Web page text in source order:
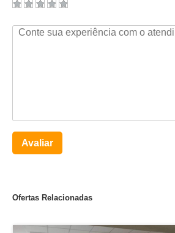
Avaliar
Ofertas Relacionadas